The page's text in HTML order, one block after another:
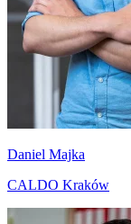
Daniel Majka
CALDO Kraków